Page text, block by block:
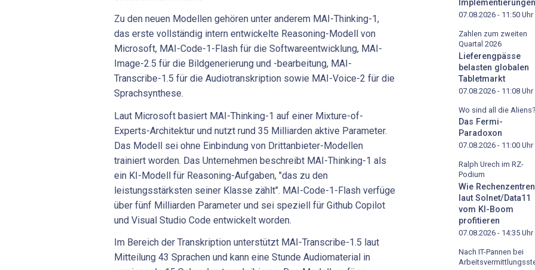
Zu den neuen Modellen gehören unter anderem MAI-Thinking-1,
das erste vollständig intern entwickelte Reasoning-Modell von
Microsoft, MAI-Code-1-Flash für die Softwareentwicklung, MAI-
Image-2.5 für die Bildgenerierung und -bearbeitung, MAI-
Transcribe-1.5 für die Audiotranskription sowie MAI-Voice-2 für die
Sprachsynthese.
Laut Microsoft basiert MAI-Thinking-1 auf einer Mixture-of-
Experts-Architektur und nutzt rund 35 Milliarden aktive Parameter.
Das Modell sei ohne Einbindung von Drittanbieter-Modellen
trainiert worden. Das Unternehmen beschreibt MAI-Thinking-1 als
ein KI-Modell für Reasoning-Aufgaben, "das zu den
leistungsstärksten seiner Klasse zählt". MAI-Code-1-Flash verfüge
über fünf Milliarden Parameter und sei speziell für Github Copilot
und Visual Studio Code entwickelt worden.
Im Bereich der Transkription unterstützt MAI-Transcribe-1.5 laut
Mitteilung 43 Sprachen und kann eine Stunde Audiomaterial in
Implementierungen
07.08.2026 - 11:50 Uhr
Zahlen zum zweiten
Quartal 2026
Lieferengpässe
belasten globalen
Tabletmarkt
07.08.2026 - 11:08 Uhr
Wo sind all die Aliens?
Das Fermi-
Paradoxon
07.08.2026 - 11:00 Uhr
Ralph Urech im RZ-
Podium
Wie Rechenzentren
laut Solnet/Data11
vom KI-Boom
profitieren
07.08.2026 - 14:35 Uhr
Nach IT-Pannen bei